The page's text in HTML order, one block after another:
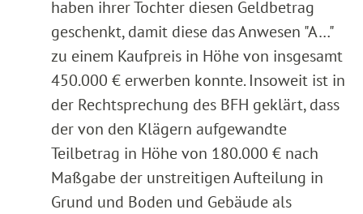
haben ihrer Tochter diesen Geldbetrag
geschenkt, damit diese das Anwesen "A…"
zu einem Kaufpreis in Höhe von insgesamt
450.000 € erwerben konnte. Insoweit ist in
der Rechtsprechung des BFH geklärt, dass
der von den Klägern aufgewandte
Teilbetrag in Höhe von 180.000 € nach
Maßgabe der unstreitigen Aufteilung in
Grund und Boden und Gebäude als